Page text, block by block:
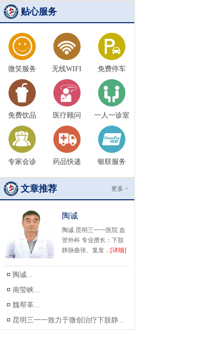
贴心服务
微笑服务 无线WIFI 免费停车
免费饮品 医疗顾问 一人一诊室
专家会诊 药品快递 银联服务
文章推荐 更多 >
陶诚
陶诚 昆明三一一医院 血
管外科 专业擅长：下肢
静脉曲张、复发 ...[详细]
¤ 陶诚...
¤ 南莹峡...
¤ 魏帮革...
¤ 昆明三一一致力于微创治疗下肢静...